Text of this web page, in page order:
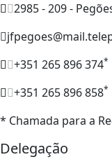
2985 - 209 -
+351 265 896 374*
+351 265 896 858*
* Chamada para a
Delegação